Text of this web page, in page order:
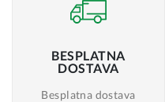
BESPLATNA
DOSTAVA
Besplatna dostava